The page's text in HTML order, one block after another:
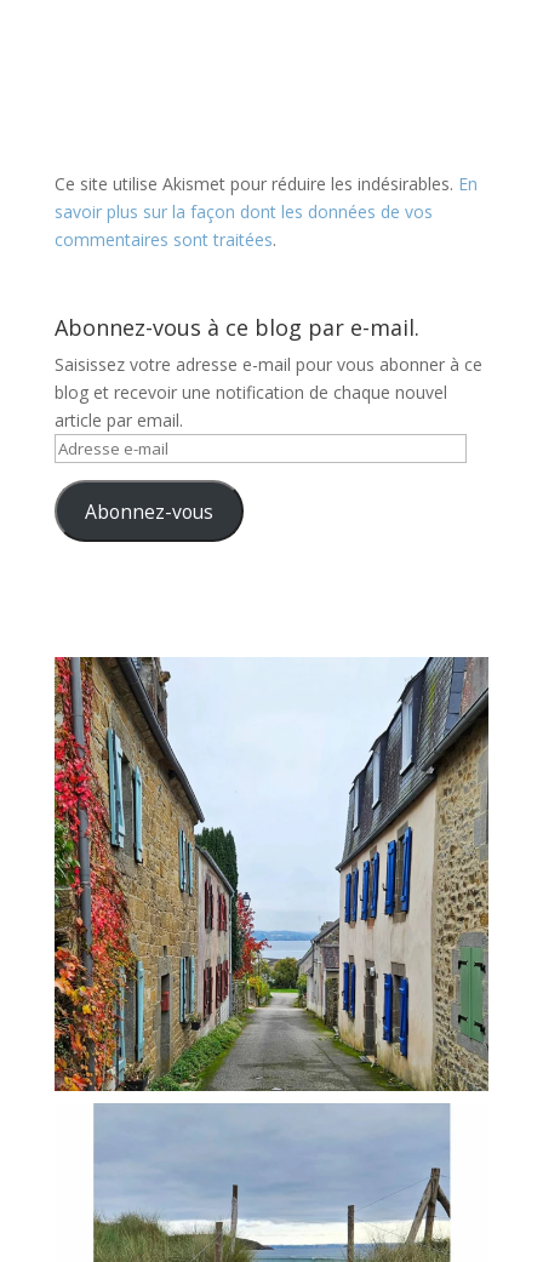
Ce site utilise Akismet pour réduire les indésirables. En
savoir plus sur la façon dont les données de vos
commentaires sont traitées.
Abonnez-vous à ce blog par e-mail.
Saisissez votre adresse e-mail pour vous abonner à ce
blog et recevoir une notification de chaque nouvel
article par email.
Adresse
mail Abonnez-vous